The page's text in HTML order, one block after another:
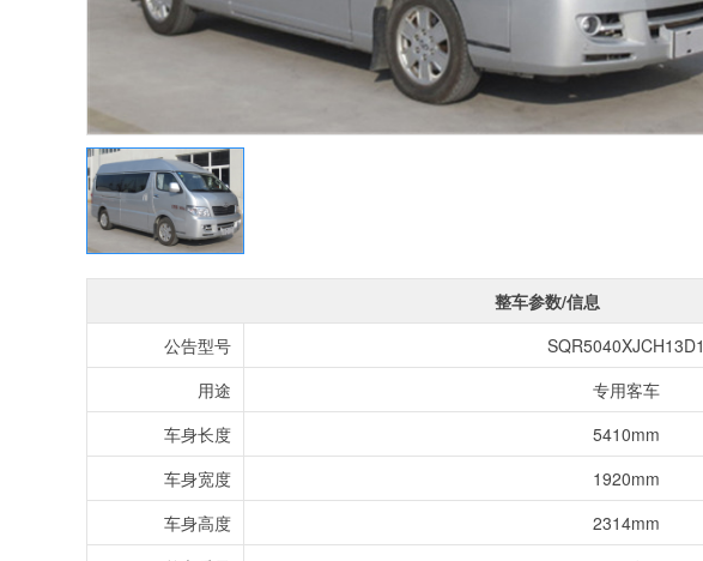
整车参数/信息
公告型号
SQR5040XJCH13D1
用途
专用客车
车身长度
5410mm
车身宽度
1920mm
车身高度
2314mm